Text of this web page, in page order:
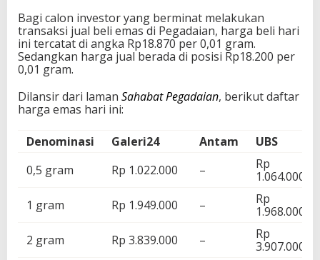
Bagi calon investor yang berminat melakukan
transaksi jual beli emas di Pegadaian, harga beli hari
ini tercatat di angka Rp18.870 per 0,01 gram.
Sedangkan harga jual berada di posisi Rp18.200 per
0,01 gram.
Dilansir dari laman Sahabat Pegadaian, berikut daftar
harga emas hari ini:
Denominasi Galeri24 Antam
UBS
0,5 gram
Rp 1.022.000 –
Rp
1.064.000
1 gram
Rp 1.949.000 –
Rp
1.968.000
2 gram
Rp 3.839.000 –
Rp
3.907.000